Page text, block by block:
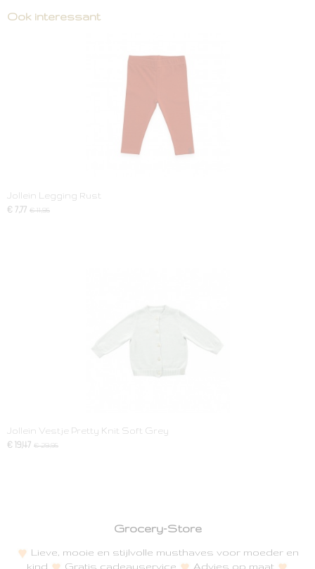
Ook interessant
Jollein Legging Rust
€ 7,77 € 11,95
Jollein Vestje Pretty Knit Soft Grey
€ 19,47 € 29,95
Grocery-Store
Lieve, mooie en stijlvolle musthaves voor moeder en
kind
Gratis cadeauservice
Advies op maat